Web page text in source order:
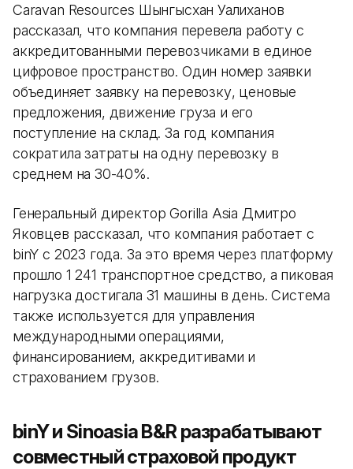
Caravan Resources Шынгысхан Уалиханов
рассказал, что компания перевела работу с
аккредитованными перевозчиками в единое
цифровое пространство. Один номер заявки
объединяет заявку на перевозку, ценовые
предложения, движение груза и его
поступление на склад. За год компания
сократила затраты на одну перевозку в
среднем на 30-40%.
Генеральный директор Gorilla Asia Дмитро
Яковцев рассказал, что компания работает с
binY с 2023 года. За это время через платформу
прошло 1 241 транспортное средство, а пиковая
нагрузка достигала 31 машины в день. Система
также используется для управления
международными операциями,
финансированием, аккредитивами и
страхованием грузов.
binY и Sinoasia B&R разрабатывают
совместный страховой продукт